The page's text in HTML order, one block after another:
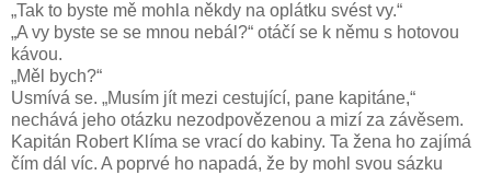
„Tak to byste mě mohla někdy na oplátku svést vy.“
„A vy byste se se mnou nebál?“ otáčí se k němu s hotovou
kávou.
„Měl bych?“
Usmívá se. „Musím jít mezi cestující, pane kapitáne,“
nechává jeho otázku nezodpovězenou a mizí za závěsem.
Kapitán Robert Klíma se vrací do kabiny. Ta žena ho zajímá
čím dál víc. A poprvé ho napadá, že by mohl svou sázku